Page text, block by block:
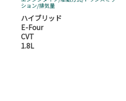
ション/排気量
ハイブリッド
E-Four
CVT
1.8L